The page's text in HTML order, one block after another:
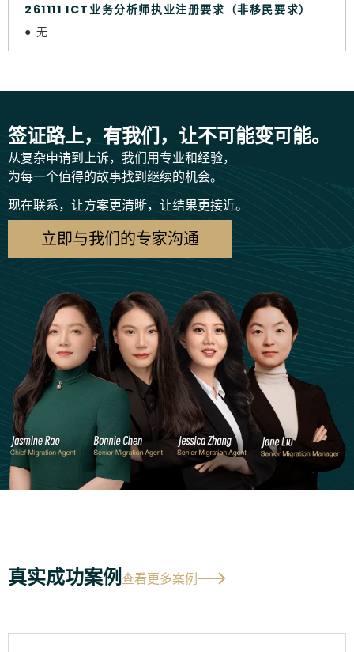
261111 ICT业务分析师执业注册要求（非移民要求）
● 无
签证路上，有我们，让不可能变可能。
从复杂申请到上诉，我们用专业和经验，
为每一个值得的故事找到继续的机会。
现在联系，让方案更清晰，让结果更接近。
立即与我们的专家沟通
真实成功案例查看更多案例